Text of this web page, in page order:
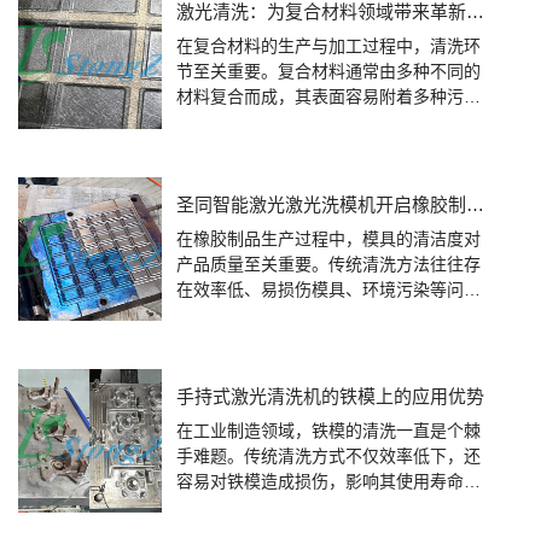
激光清洗：为复合材料领域带来革新力量
在复合材料的生产与加工过程中，清洗环
节至关重要。复合材料通常由多种不同的
材料复合而成，其表面容易附着多种污染
会对复合材料的表面造成腐蚀，影响其性
生划痕，导致材料损伤。此外，这些传统
清洗方法还存在清洗效率低、对环境不友
好等问题。因此，复合材料领域急需一种
圣同智能激光激光洗模机开启橡胶制品行业清洗新时代
在橡胶制品生产过程中，模具的清洁度对
产品质量至关重要。传统清洗方法往往存
在效率低、易损伤模具、环境污染等问
其激光洗模机在橡胶制品行业的清洗应用
为行业带来了全新的解决方案。
手持式激光清洗机的铁模上的应用优势
在工业制造领域，铁模的清洗一直是个棘
手难题。传统清洗方式不仅效率低下，还
容易对铁模造成损伤，影响其使用寿命和